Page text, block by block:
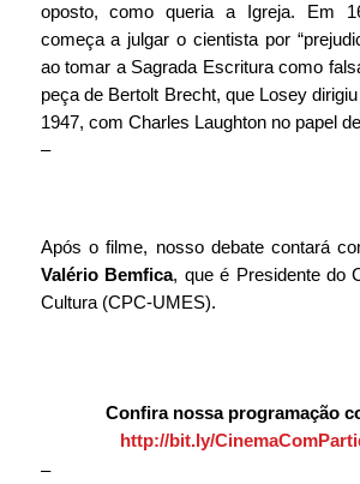
oposto, como queria a Igreja. Em
começa a julgar o cientista por
ao tomar a Sagrada Escritura como
peça de Bertolt Brecht, que Losey
1947, com Charles Laughton no papel
–
Valério Bemfica, que é Presidente do
Cultura (CPC-UMES).
http://bit.ly/
–